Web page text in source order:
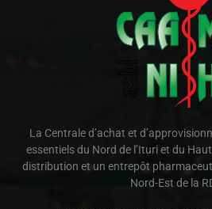
La Centrale d’achat et
essentiels du Nord de l’Ituri et du
distribution et un entrepôt
Nord-Est de la